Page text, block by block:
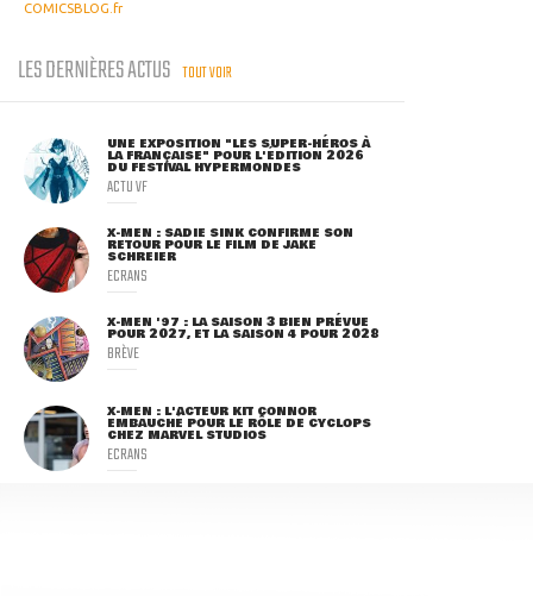
COMICSBLOG.fr
LES DERNIÈRES ACTUS TOUT VOIR
UNE EXPOSITION "LES SUPER-HÉROS À
LA FRANÇAISE" POUR L'ÉDITION 2026
DU FESTIVAL HYPERMONDES
ACTU VF
X-MEN : SADIE SINK CONFIRME SON
RETOUR POUR LE FILM DE JAKE
SCHREIER
ECRANS
X-MEN '97 : LA SAISON 3 BIEN PRÉVUE
POUR 2027, ET LA SAISON 4 POUR 2028
BRÈVE
X-MEN : L'ACTEUR KIT CONNOR
EMBAUCHÉ POUR LE RÔLE DE CYCLOPS
CHEZ MARVEL STUDIOS
ECRANS